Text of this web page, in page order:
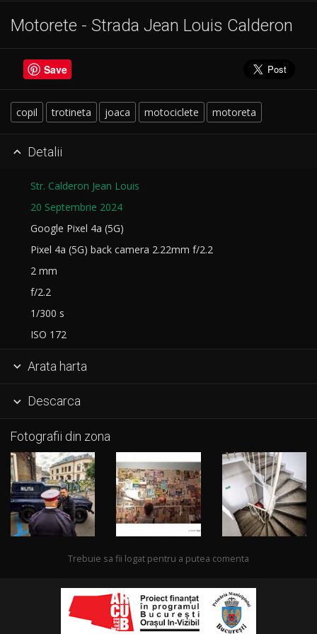
Motorete - Strada Jean Louis Calderon
Save
copil trotineta joaca motociclete motoreta
 Detalii
Str. Calderon Jean Louis
20 Septembrie 2024
Google Pixel 4a (5G)
Pixel 4a (5G) back camera 2.22mm f/2.2
2 mm
f/2.2
1/300 s
ISO 172
 Arata harta
 Descarca
Fotografii din zona
Trebuie sa fii logat pentru a putea comenta